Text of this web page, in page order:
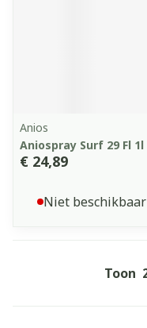
Anios
Aniospray Surf 29 Fl 1l
€ 24,89
Niet beschikbaar
Toon